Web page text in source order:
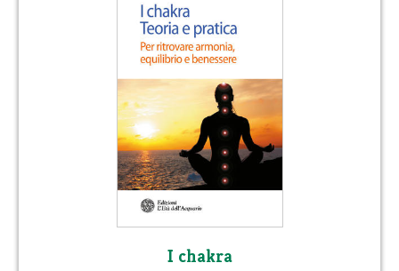
I chakra